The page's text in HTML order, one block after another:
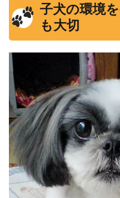
子犬の環境
も大切